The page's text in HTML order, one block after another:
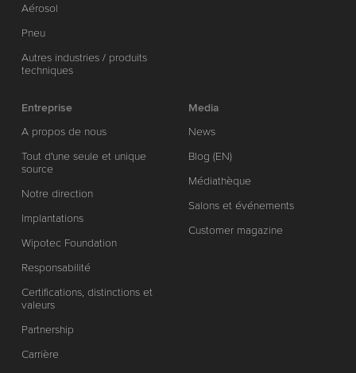
Aérosol
Pneu
Autres industries / produits
techniques
Entreprise
A propos de nous
Tout d'une seule et unique
source
Notre direction
Implantations
Wipotec Foundation
Responsabilité
Certifications, distinctions et
valeurs
Partnership
Carrière
Media
News
Blog (EN)
Médiathèque
Salons et événements
Customer magazine